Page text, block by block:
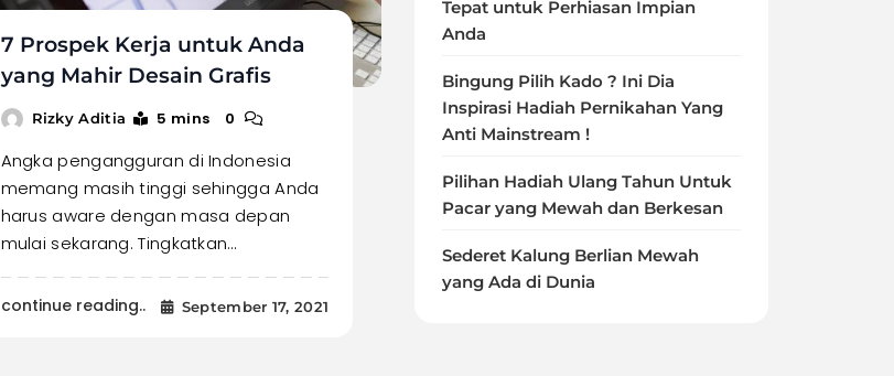
7 Prospek Kerja untuk Anda
yang Mahir Desain Grafis
Rizky Aditia 5 mins 0
Angka pengangguran di Indonesia
memang masih tinggi sehingga Anda
harus aware dengan masa depan
mulai sekarang. Tingkatkan…
continue reading.. September 17, 2021
Tepat untuk Perhiasan Impian
Anda
Bingung Pilih Kado ? Ini Dia
Inspirasi Hadiah Pernikahan Yang
Anti Mainstream !
Pilihan Hadiah Ulang Tahun Untuk
Pacar yang Mewah dan Berkesan
Sederet Kalung Berlian Mewah
yang Ada di Dunia